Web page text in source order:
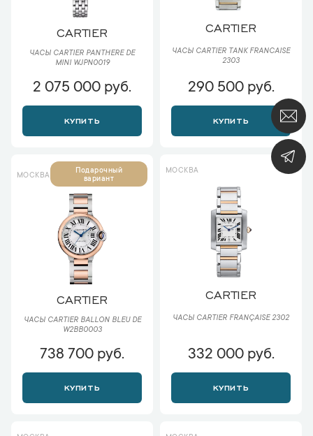
CARTIER
ЧАСЫ CARTIER PANTHERE DE
MINI WJPN0019
2 075 000 руб.
КУПИТЬ
CARTIER
ЧАСЫ CARTIER TANK FRANCAISE
2303
290 500 руб.
КУПИТЬ
МОСКВА
Подарочный
вариант
CARTIER
ЧАСЫ CARTIER BALLON BLEU DE
W2BB0003
738 700 руб.
КУПИТЬ
МОСКВА
CARTIER
ЧАСЫ CARTIER FRANÇAISE 2302
332 000 руб.
КУПИТЬ